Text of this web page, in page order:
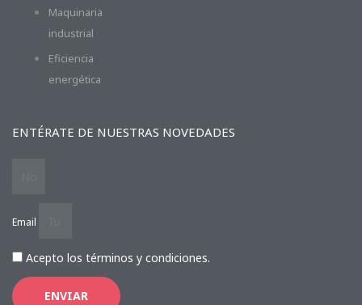
Maquinaria
industrial
Eficiencia
energética
ENTÉRATE DE NUESTRAS NOVEDADES
Email
Acepto los términos y condiciones.
ENVIAR